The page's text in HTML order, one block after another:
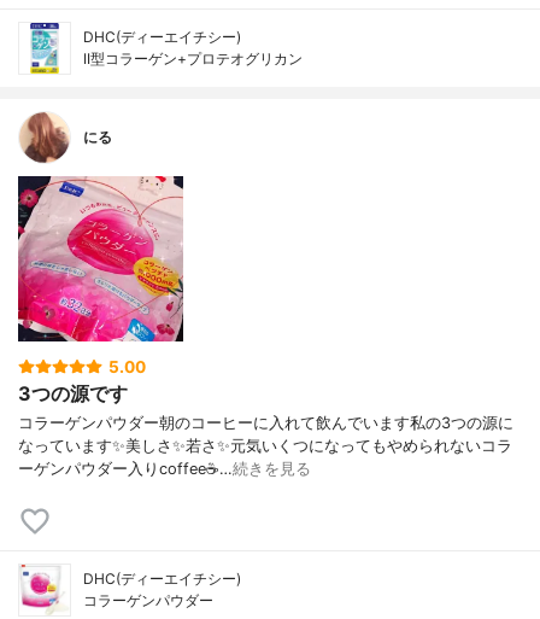
DHC(ディーエイチシー)
II型コラーゲン+プロテオグリカン
にる
5.00
3つの源です
コラーゲンパウダー朝のコーヒーに入れて飲んでいます私の3つの源に
なっています✨美しさ✨若さ✨元気いくつになってもやめられないコラ
ーゲンパウダー入りcoffee☕…続きを見る
DHC(ディーエイチシー)
コラーゲンパウダー